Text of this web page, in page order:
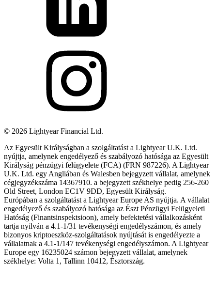
© 2026 Lightyear Financial Ltd.
Az Egyesült Királyságban a szolgáltatást a Lightyear U.K. Ltd.
nyújtja, amelynek engedélyező és szabályozó hatósága az Egyesült
Királyság pénzügyi felügyelete (FCA) (FRN 987226). A Lightyear
U.K. Ltd. egy Angliában és Walesben bejegyzett vállalat, amelynek
cégjegyzékszáma 14367910. a bejegyzett székhelye pedig 256-260
Old Street, London EC1V 9DD, Egyesült Királyság.
Európában a szolgáltatást a Lightyear Europe AS nyújtja. A vállalat
engedélyező és szabályozó hatósága az Észt Pénzügyi Felügyeleti
Hatóság (Finantsinspektsioon), amely befektetési vállalkozásként
tartja nyilván a 4.1-1/31 tevékenységi engedélyszámon, és amely
bizonyos kriptoeszköz-szolgáltatások nyújtását is engedélyezte a
vállalatnak a 4.1-1/147 tevékenységi engedélyszámon. A Lightyear
Europe egy 16235024 számon bejegyzett vállalat, amelynek
székhelye: Volta 1, Tallinn 10412, Észtország.